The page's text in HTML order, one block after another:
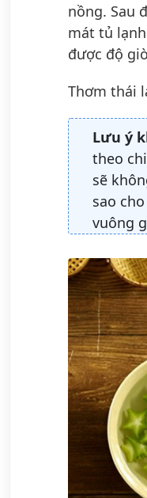
nồng. Sau
mát tủ
được độ
Thơm thái
Lưu ý
theo
sẽ
sao
vuông